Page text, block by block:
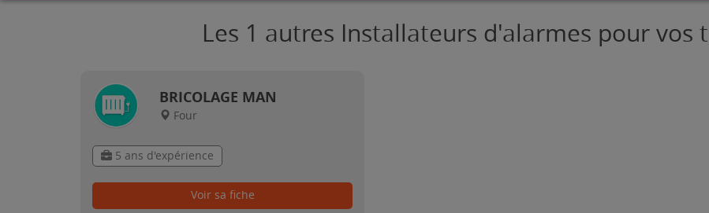
Les 1 autres Installateurs d'alarmes pour vos
BRICOLAGE MAN
Four
5 ans d'expérience
Voir sa fiche